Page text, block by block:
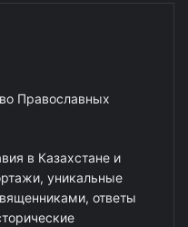
Православных
в Казахстане и
уникальные
ответы